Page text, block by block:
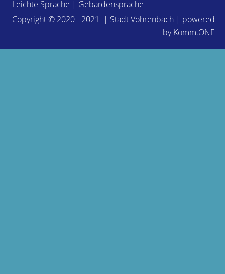
Leichte Sprache | Gebärdensprache
Copyright © 2020 - 2021 | Stadt Vöhrenbach | powered
byKomm.ONE